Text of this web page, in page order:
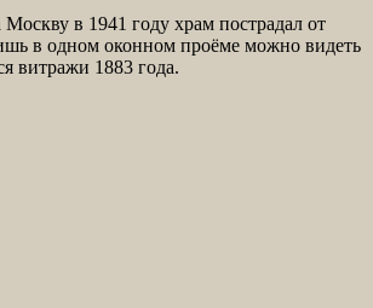
в 1941 году храм пострадал от
в одном оконном проёме можно видеть
витражи 1883 года.